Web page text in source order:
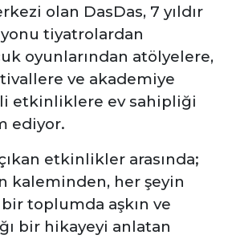
olan DasDas, 7 yıldır
tiyatrolardan
oyunlarından atölyelere,
ve akademiye
etkinliklere ev sahipliği
ediyor.
etkinlikler arasında;
kaleminden, her şeyin
toplumda aşkın ve
bir hikayeyi anlatan